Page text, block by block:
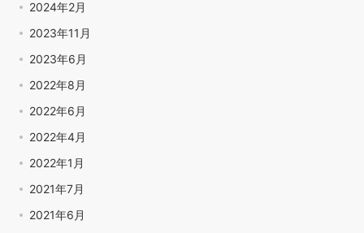
2024年2月
2023年11月
2023年6月
2022年8月
2022年6月
2022年4月
2022年1月
2021年7月
2021年6月